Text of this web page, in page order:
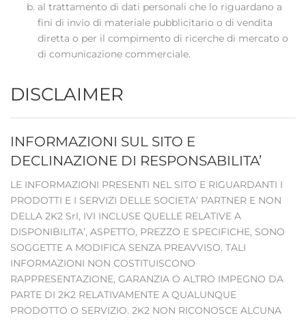
al trattamento di dati personali che lo riguardano a
fini di invio di materiale pubblicitario o di vendita
diretta o per il compimento di ricerche di mercato o
di comunicazione commerciale.
DISCLAIMER
INFORMAZIONI SUL SITO E
DECLINAZIONE DI RESPONSABILITA’
LE INFORMAZIONI PRESENTI NEL SITO E RIGUARDANTI I
PRODOTTI E I SERVIZI DELLE SOCIETA’ PARTNER E NON
DELLA 2K2 Srl, IVI INCLUSE QUELLE RELATIVE A
DISPONIBILITA’, ASPETTO, PREZZO E SPECIFICHE, SONO
SOGGETTE A MODIFICA SENZA PREAVVISO. TALI
INFORMAZIONI NON COSTITUISCONO
RAPPRESENTAZIONE, GARANZIA O ALTRO IMPEGNO DA
PARTE DI 2K2 RELATIVAMENTE A QUALUNQUE
PRODOTTO O SERVIZIO. 2K2 NON RICONOSCE ALCUNA